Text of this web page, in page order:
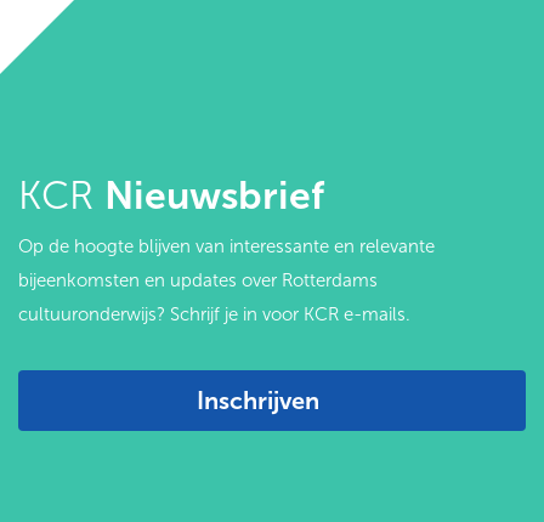
KCR Nieuwsbrief
Op de hoogte blijven van interessante en relevante
bijeenkomsten en updates over Rotterdams
cultuuronderwijs? Schrijf je in voor KCR e-mails.
Inschrijven